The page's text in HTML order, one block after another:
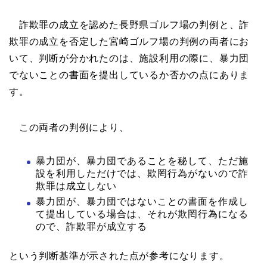
詐欺罪の成立を認めた長野県ゴルフ場の判例と、詐
欺罪の成立を否定した宮崎ゴルフ場の判例の両者にお
いて、判断が分かれたのは、施設利用の際に、暴力団
でないことの書面を提出しているか否かの点にありま
す。
この両者の判例により、
暴力団が、暴力団であることを秘して、ただ施
設を利用しただけでは、欺罔行為がないので詐
欺罪は成立しない
暴力団が、暴力団ではないことの書面を作成し
て提出している場合は、それが欺罔行為になる
ので、詐欺罪が成立する
という判断基準が示された点が参考になります。